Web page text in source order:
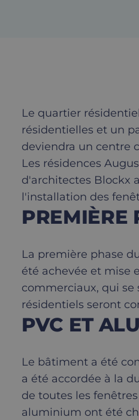
Le quartier
résidentielles et un
deviendra un centre
Les résidences
d'architectes Blockx
l'installation des
PREMIÈRE
La première phase
été achevée et mise
commerciaux, qui se
résidentiels seront
PVC ET ALU
Le bâtiment a été
a été accordée à la
de toutes les
aluminium ont été